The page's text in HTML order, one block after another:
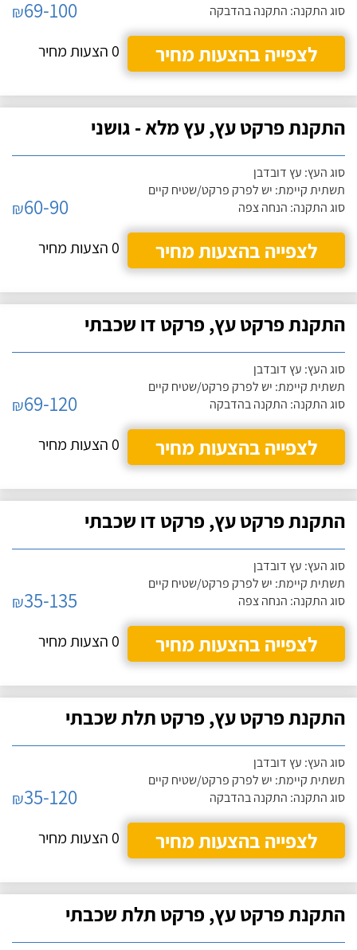
סוג התקנה: התקנה בהדבקה
₪69-100
לצפייה בהצעות מחיר
0 הצעות מחיר
התקנת פרקט עץ, עץ מלא - גושני
סוג העץ: עץ דובדבן
תשתית קיימת: יש לפרק פרקט/שטיח קיים
סוג התקנה: הנחה צפה
₪60-90
לצפייה בהצעות מחיר
0 הצעות מחיר
התקנת פרקט עץ, פרקט דו שכבתי
סוג העץ: עץ דובדבן
תשתית קיימת: יש לפרק פרקט/שטיח קיים
סוג התקנה: התקנה בהדבקה
₪69-120
לצפייה בהצעות מחיר
0 הצעות מחיר
התקנת פרקט עץ, פרקט דו שכבתי
סוג העץ: עץ דובדבן
תשתית קיימת: יש לפרק פרקט/שטיח קיים
סוג התקנה: הנחה צפה
₪35-135
לצפייה בהצעות מחיר
0 הצעות מחיר
התקנת פרקט עץ, פרקט תלת שכבתי
סוג העץ: עץ דובדבן
תשתית קיימת: יש לפרק פרקט/שטיח קיים
סוג התקנה: התקנה בהדבקה
₪35-120
לצפייה בהצעות מחיר
0 הצעות מחיר
התקנת פרקט עץ, פרקט תלת שכבתי